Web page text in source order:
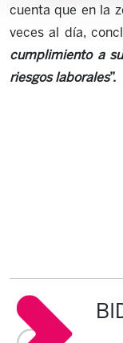
cuenta que en la
veces al día,
cumplimiento a
riesgos laborales”.